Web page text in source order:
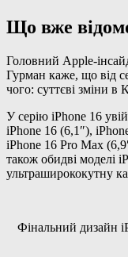
Що вже
Головний Apple-
Гурман каже, що від
чого: суттєві зміни в
У серію iPhone 16
iPhone 16 (6,1″),
iPhone 16 Pro Max
також обидві моделі
ультраширококутну
Фінальний дизайн